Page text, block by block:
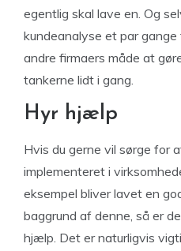
egentlig skal lave en. Og
kundeanalyse et par
andre firmaers måde at
tankerne lidt i gang.
Hyr hjælp
Hvis du gerne vil sørge for
implementeret i
eksempel bliver lavet en
baggrund af denne, så er
hjælp. Det er naturligvis